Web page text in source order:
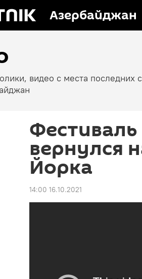
Азербайджан
видео с места
вернулся
Йорка
14:00 16.10.2021